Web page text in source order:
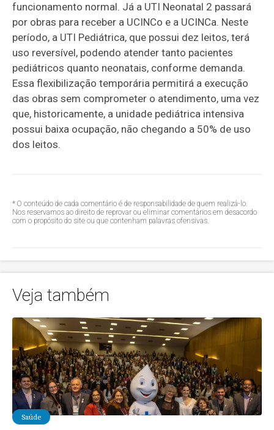
funcionamento normal. Já a UTI Neonatal 2 passará
por obras para receber a UCINCo e a UCINCa. Neste
período, a UTI Pediátrica, que possui dez leitos, terá
uso reversível, podendo atender tanto pacientes
pediátricos quanto neonatais, conforme demanda.
Essa flexibilização temporária permitirá a execução
das obras sem comprometer o atendimento, uma vez
que, historicamente, a unidade pediátrica intensiva
possui baixa ocupação, não chegando a 50% de uso
dos leitos.
* O conteúdo de cada comentário é de responsabilidade de quem realizá-lo.
Nos reservamos ao direito de reprovar ou eliminar comentários em desacordo
com o propósito do site ou que contenham palavras ofensivas.
Veja também
Saúde